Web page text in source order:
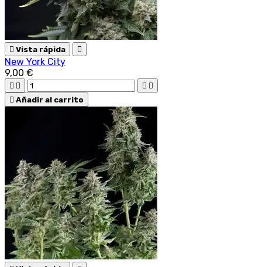
 Vista rápida 
New York City
9,00 €
   
 Añadir al carrito